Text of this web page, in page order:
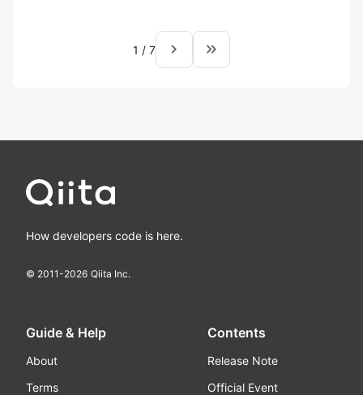
1 / 7 navigate_next keyboard_double_arrow_right
How developers code is here.
© 2011-2026 Qiita Inc.
Guide & Help
About
Terms
Contents
Release Note
Official Event